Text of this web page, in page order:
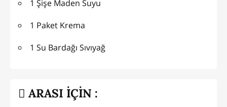
1 Şişe Maden Suyu
1 Paket Krema
1 Su Bardağı Sıvıyağ
ARASI İÇİN :